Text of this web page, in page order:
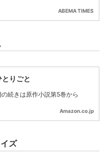
ABEMA TIMES
りごと
続きは原作小説第5巻から
Amazon.co.jp
ズ